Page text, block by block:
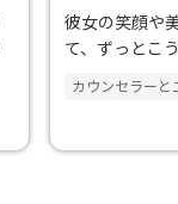
彼女の笑顔や
て、ずっとこ
感じ結婚しま
カウンセラーと